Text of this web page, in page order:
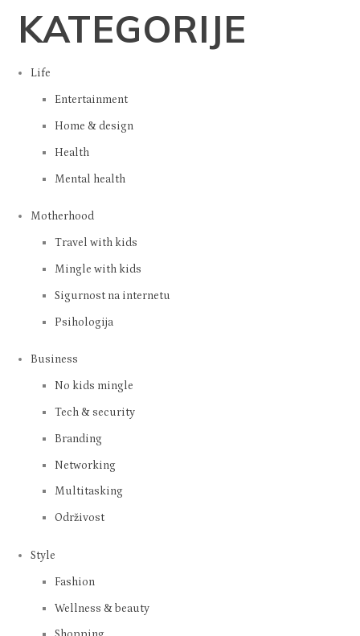
KATEGORIJE
Life
Entertainment
Home & design
Health
Mental health
Motherhood
Travel with kids
Mingle with kids
Sigurnost na internetu
Psihologija
Business
No kids mingle
Tech & security
Branding
Networking
Multitasking
Održivost
Style
Fashion
Wellness & beauty